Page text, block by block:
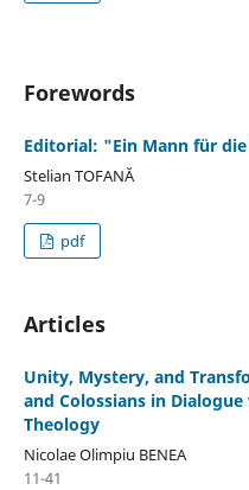
Forewords
Editorial: "Ein Mann für
Stelian TOFANĂ
7-9
pdf
Articles
Unity, Mystery, and
and Colossians in
Theology
Nicolae Olimpiu BENEA
11-41